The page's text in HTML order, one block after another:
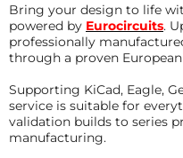
Bring your design to life
powered by Eurocircuits.
professionally
through a proven
Supporting KiCad, Eagle,
service is suitable for
validation builds to series
manufacturing.